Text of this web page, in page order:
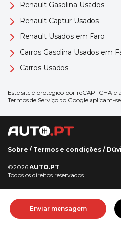
Renault Gasolina Usados
Renault Captur Usados
Renault Usados em Faro
Carros Gasolina Usados em
Carros Usados
Este site é protegido por reCAPTCHA e
Termos de Serviço do Google aplicam-se.
Enviar mensagem
Sobre / Termos e condições /
©2026 AUTO.PT
Todos os direitos reservados